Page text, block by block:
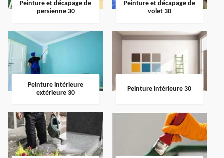
Peinture et décapage de
persienne 30
Peinture et décapage de
volet 30
Peinture intérieure
extérieure 30
Peinture intérieure 30